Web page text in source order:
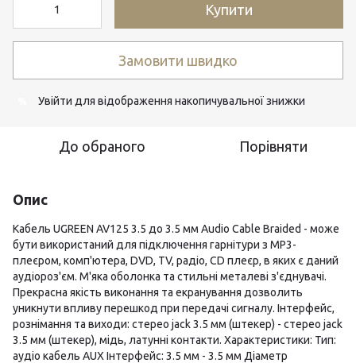
Купити
Замовити швидко
Увійти для відображення накопичувальної знижки
До обраного Порівняти
Опис
Кабель UGREEN AV125 3.5 до 3.5 мм Audio Cable Braided - може
бути використаний для підключення гарнітури з MP3-
плеєром, комп'ютера, DVD, TV, радіо, CD плеєр, в яких є даний
аудіороз'єм. М'яка оболонка та стильні металеві з'єднувачі.
Прекрасна якість виконання та екранування дозволить
уникнути впливу перешкод при передачі сигналу. Інтерфейс,
рознімання та виходи: стерео jack 3.5 мм (штекер) - стерео jack
3.5 мм (штекер), мідь, латунні контакти. Характеристики: Тип:
аудіо кабель AUX Інтерфейс: 3.5 мм - 3.5 мм Діаметр